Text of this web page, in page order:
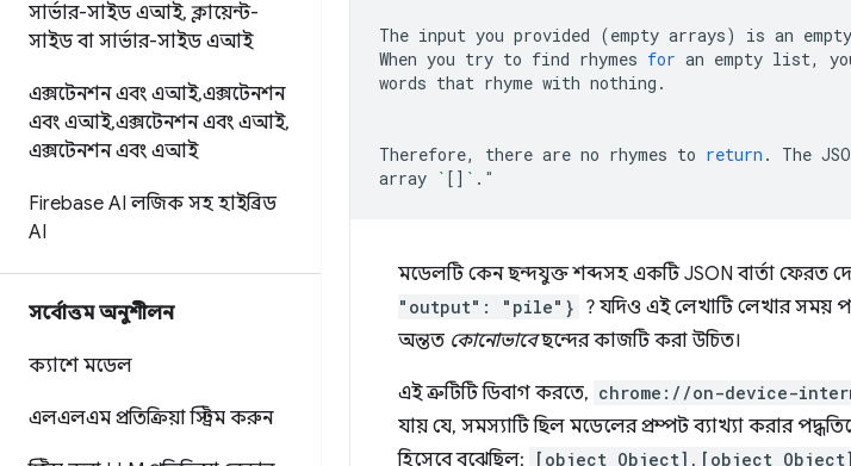
সার্ভার-সাইড এআই, ক্লায়েন্ট-
সাইড বা সার্ভার-সাইড এআই
এক্সটেনশন এবং এআই,এক্সটেনশন
এবং এআই,এক্সটেনশন এবং এআই,
এক্সটেনশন এবং এআই
Firebase AI লজিক সহ হাইব্রিড
AI
সর্বোত্তম অনুশীলন
ক্যাশে মডেল
এলএলএম প্রতিক্রিয়া স্ট্রিম করুন
The input you provided (empty arrays) is an empty
When you try to find rhymes for an empty list,
words that rhyme with nothing.
Therefore, there are no rhymes to return . The
array ` [] ` . "
মডেলটি কেন ছন্দযুক্ত শব্দসহ একটি JSON বার্তা ফেরত
"output": "pile"} ? যদিও এই লেখাটি লেখার সময়
অন্তত কোনোভাবেছন্দের কাজটি করা উচিত।
এই ত্রুটিটি ডিবাগ করতে, chrome://on-device-
যায় যে, সমস্যাটি ছিল মডেলের প্রম্পট ব্যাখ্যা করার
হিসেবে বুঝেছিল:
[object Object],[object